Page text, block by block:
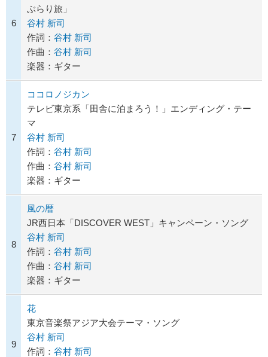
6
ぶらり旅」
谷村 新司
作詞： 谷村 新司
作曲： 谷村 新司
楽器：ギター
7
ココロノジカン
テレビ東京系「田舎に泊まろう！」エンディング・テー
マ
谷村 新司
作詞： 谷村 新司
作曲： 谷村 新司
楽器：ギター
8
風の暦
JR西日本「DISCOVER WEST」キャンペーン・ソング
谷村 新司
作詞： 谷村 新司
作曲： 谷村 新司
楽器：ギター
9
花
東京音楽祭アジア大会テーマ・ソング
谷村 新司
作詞： 谷村 新司